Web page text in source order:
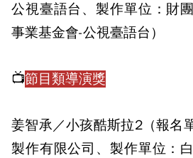
公視臺語台、製作單位：財
事業基金會-公視臺語台）
📺節目類導演獎
姜智承／小孩酷斯拉2（報名
製作有限公司、製作單位：